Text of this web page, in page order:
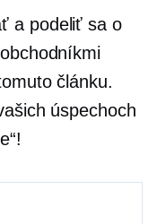
a podeliť sa o
článku.
úspechoch